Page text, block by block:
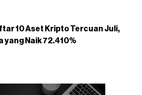
10 Aset Kripto Tercuan Juli,
yang Naik 72.410%